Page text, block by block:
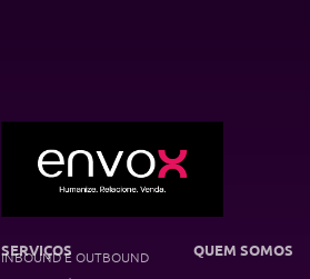
SERVIÇOS
INBOUND E OUTBOUND
QUEM SOMOS